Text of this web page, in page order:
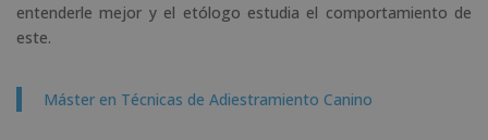
entenderle mejor y el etólogo estudia el comportamiento de
este.
Máster en Técnicas de Adiestramiento Canino